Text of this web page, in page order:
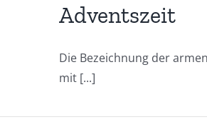
Adventszeit
Die Bezeichnung der
mit [...]